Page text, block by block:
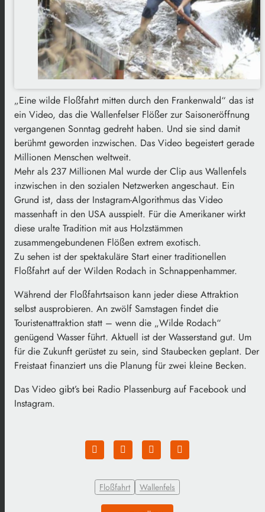
„Eine wilde Floßfahrt mitten durch den Frankenwald“ das ist
ein Video, das die Wallenfelser Flößer zur Saisoneröffnung
vergangenen Sonntag gedreht haben. Und sie sind damit
berühmt geworden inzwischen. Das Video begeistert gerade
Millionen Menschen weltweit.
Mehr als 237 Millionen Mal wurde der Clip aus Wallenfels
inzwischen in den sozialen Netzwerken angeschaut. Ein
Grund ist, dass der Instagram-Algorithmus das Video
massenhaft in den USA ausspielt. Für die Amerikaner wirkt
diese uralte Tradition mit aus Holzstämmen
zusammengebundenen Flößen extrem exotisch.
Zu sehen ist der spektakuläre Start einer traditionellen
Floßfahrt auf der Wilden Rodach in Schnappenhammer.
Während der Floßfahrtsaison kann jeder diese Attraktion
selbst ausprobieren. An zwölf Samstagen findet die
Touristenattraktion statt – wenn die „Wilde Rodach“
genügend Wasser führt. Aktuell ist der Wasserstand gut. Um
für die Zukunft gerüstet zu sein, sind Staubecken geplant. Der
Freistaat finanziert uns die Planung für zwei kleine Becken.
Das Video gibt’s bei Radio Plassenburg auf Facebook und
Instagram.
Floßfahrt Wallenfels